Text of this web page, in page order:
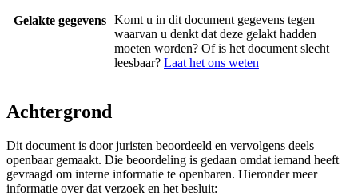
Gelakte gegevens Komt u in dit document gegevens tegen
waarvan u denkt dat deze gelakt hadden
moeten worden? Of is het document slecht
leesbaar? Laat het ons weten
Achtergrond
Dit document is door juristen beoordeeld en vervolgens deels
openbaar gemaakt. Die beoordeling is gedaan omdat iemand heeft
gevraagd om interne informatie te openbaren. Hieronder meer
informatie over dat verzoek en het besluit: